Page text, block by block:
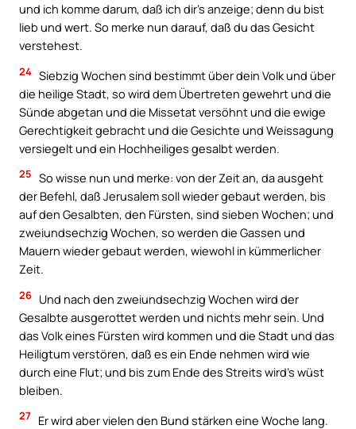
und ich komme darum, daß ich dir’s anzeige; denn du bist
lieb und wert. So merke nun darauf, daß du das Gesicht
verstehest.
24 Siebzig Wochen sind bestimmt über dein Volk und über
die heilige Stadt, so wird dem Übertreten gewehrt und die
Sünde abgetan und die Missetat versöhnt und die ewige
Gerechtigkeit gebracht und die Gesichte und Weissagung
versiegelt und ein Hochheiliges gesalbt werden.
25 So wisse nun und merke: von der Zeit an, da ausgeht
der Befehl, daß Jerusalem soll wieder gebaut werden, bis
auf den Gesalbten, den Fürsten, sind sieben Wochen; und
zweiundsechzig Wochen, so werden die Gassen und
Mauern wieder gebaut werden, wiewohl in kümmerlicher
Zeit.
26 Und nach den zweiundsechzig Wochen wird der
Gesalbte ausgerottet werden und nichts mehr sein. Und
das Volk eines Fürsten wird kommen und die Stadt und das
Heiligtum verstören, daß es ein Ende nehmen wird wie
durch eine Flut; und bis zum Ende des Streits wird’s wüst
bleiben.
27 Er wird aber vielen den Bund stärken eine Woche lang.